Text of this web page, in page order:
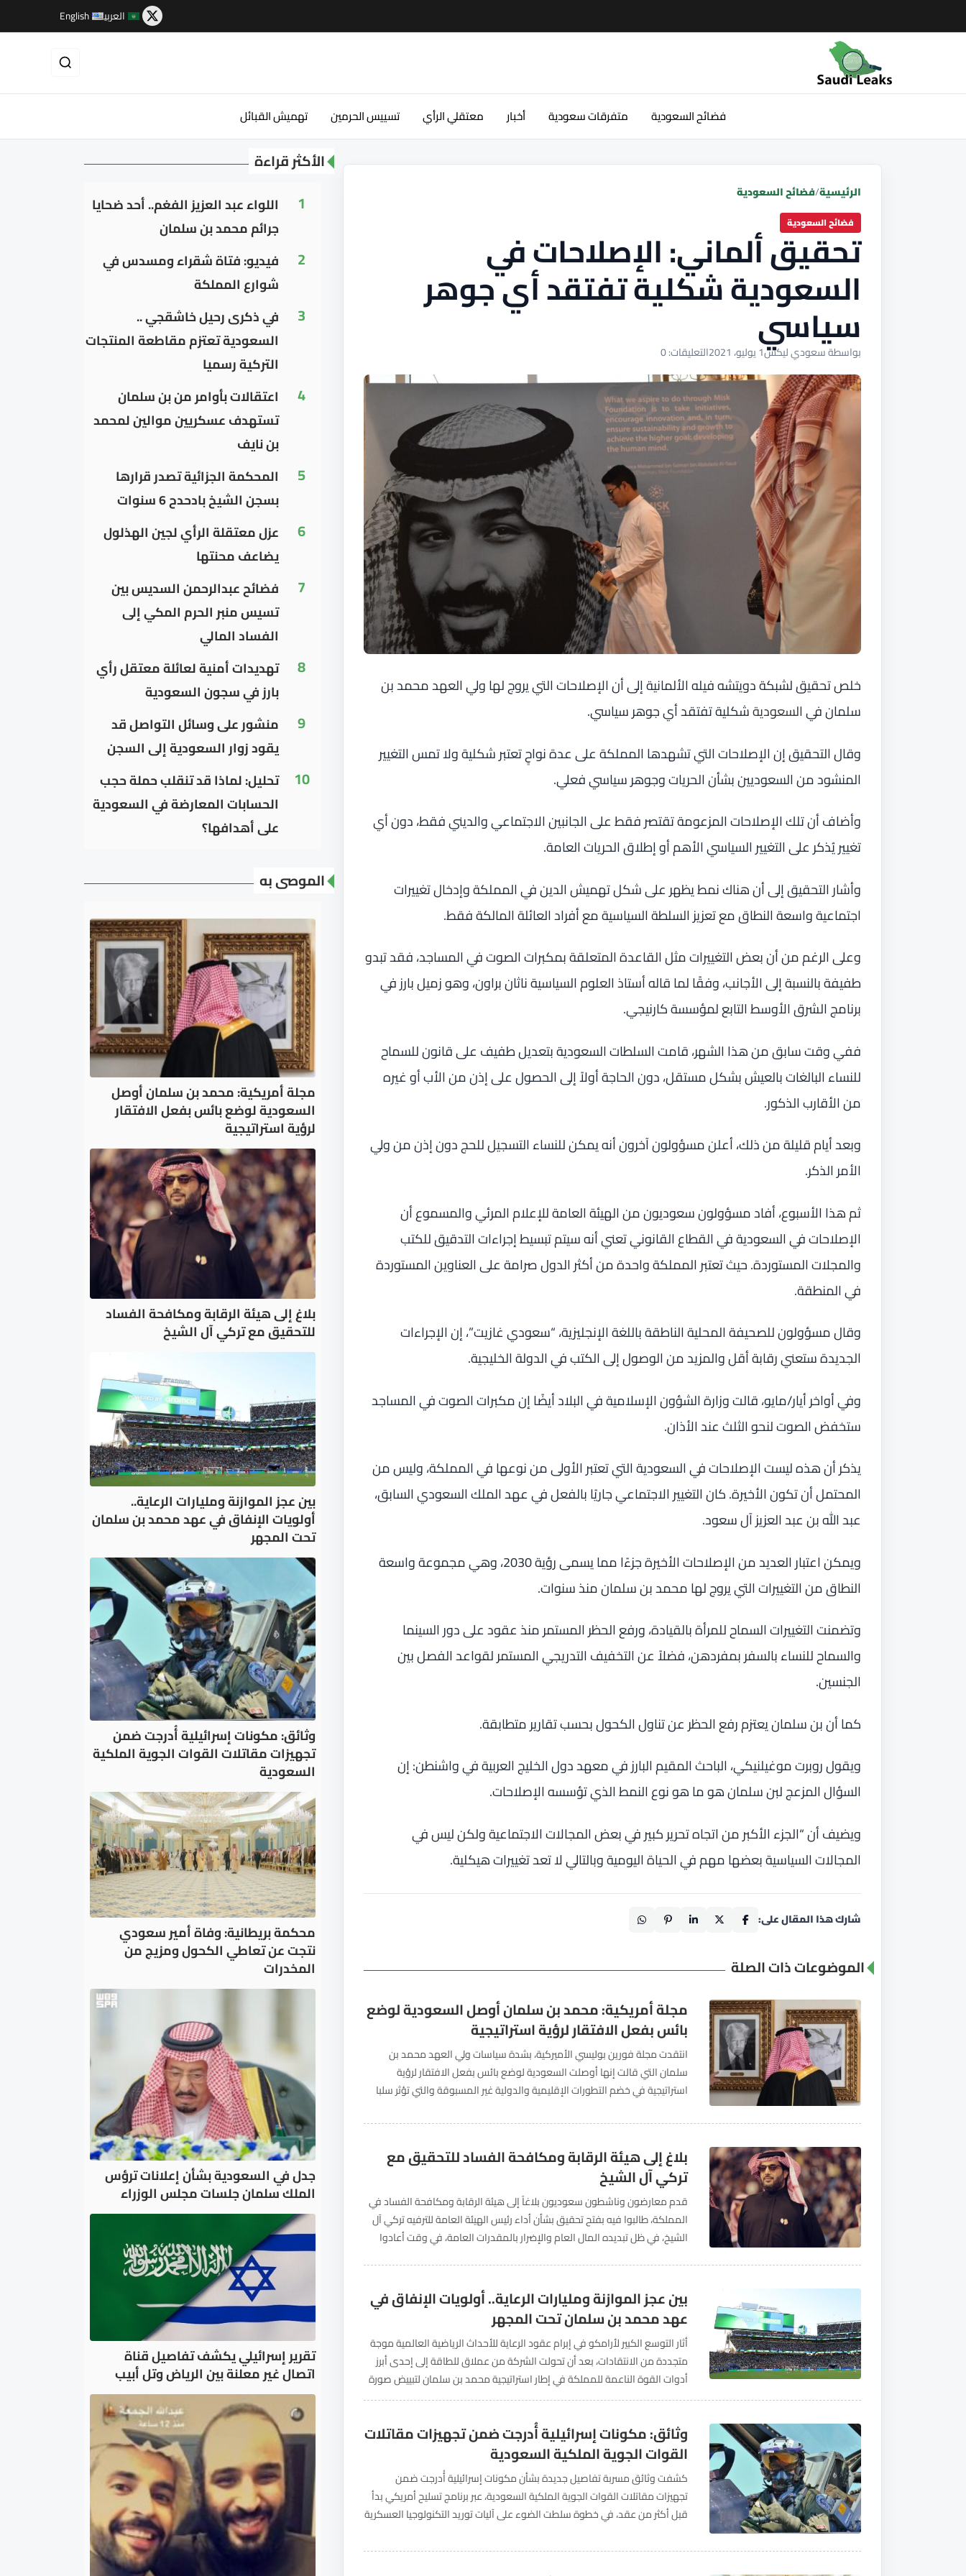
العربية English
فضائح السعودية متفرقات سعودية أخبار معتقلي الرأي تسييس الحرمين تهميش القبائل
الرئيسية/فضائح السعودية
فضائح السعودية
تحقيق ألماني: الإصلاحات في
السعودية شكلية تفتقد أي جوهر
سياسي
بواسطة سعودي ليكس1 يوليو، 2021 التعليقات: 0
خلص تحقيق لشبكة دويتشه فيله الألمانية إلى أن الإصلاحات التي يروج لها ولي العهد محمد بن
سلمان فيالسعوديةشكلية تفتقد أي جوهر سياسي.
وقال التحقيق إن الإصلاحات التي تشهدها المملكة على عدة نواحٍ تعتبر شكلية ولا تمس التغيير
المنشود من السعوديين بشأن الحريات وجوهر سياسي فعلي.
وأضاف أن تلك الإصلاحات المزعومة تقتصر فقط على الجانبين الاجتماعي والديني فقط، دون أي
تغيير يُذكر على التغيير السياسي الأهم أو إطلاق الحريات العامة.
وأشار التحقيق إلى أن هناك نمط يظهر على شكل تهميش الدين في المملكة وإدخال تغييرات
اجتماعية واسعة النطاق مع تعزيز السلطة السياسية مع أفراد العائلة المالكة فقط.
وعلى الرغم من أن بعض التغييرات مثل القاعدة المتعلقة بمكبرات الصوت في المساجد، فقد تبدو
طفيفة بالنسبة إلى الأجانب، وفقًا لما قاله أستاذ العلوم السياسية ناثان براون، وهو زميل بارز في
برنامج الشرق الأوسط التابع لمؤسسة كارنيجي.
ففي وقت سابق من هذا الشهر، قامت السلطات السعودية بتعديل طفيف على قانون للسماح
للنساء البالغات بالعيش بشكل مستقل، دون الحاجة أولاً إلى الحصول على إذن من الأب أو غيره
من الأقارب الذكور.
وبعد أيام قليلة من ذلك، أعلن مسؤولون آخرون أنه يمكن للنساء التسجيل للحج دون إذن من ولي
الأمر الذكر.
ثم هذا الأسبوع، أفاد مسؤولون سعوديون من الهيئة العامة للإعلام المرئي والمسموع أن
الإصلاحات في السعودية في القطاع القانوني تعني أنه سيتم تبسيط إجراءات التدقيق للكتب
والمجلات المستوردة. حيث تعتبر المملكة واحدة من أكثر الدول صرامة على العناوين المستوردة
في المنطقة.
وقال مسؤولون للصحيفة المحلية الناطقة باللغة الإنجليزية، “سعودي غازيت”، إن الإجراءات
الجديدة ستعني رقابة أقل والمزيد من الوصول إلى الكتب في الدولة الخليجية.
وفي أواخر أيار/مايو، قالت وزارة الشؤون الإسلامية في البلاد أيضًا إن مكبرات الصوت في المساجد
ستخفض الصوت لنحو الثلث عند الأذان.
يذكر أن هذه ليست الإصلاحات في السعودية التي تعتبر الأولى من نوعها في المملكة، وليس من
المحتمل أن تكون الأخيرة. كان التغيير الاجتماعي جاريًا بالفعل في عهد الملك السعودي السابق،
عبد الله بن عبد العزيز آل سعود.
ويمكن اعتبار العديد من الإصلاحات الأخيرة جزءًا مما يسمى رؤية 2030، وهي مجموعة واسعة
النطاق من التغييرات التي يروج لها محمد بن سلمان منذ سنوات.
وتضمنت التغييرات السماح للمرأة بالقيادة، ورفع الحظر المستمر منذ عقود على دور السينما
والسماح للنساء بالسفر بمفردهن، فضلاً عن التخفيف التدريجي المستمر لقواعد الفصل بين
الجنسين.
كما أن بن سلمان يعتزم رفع الحظر عن تناول الكحول بحسب تقارير متطابقة.
ويقول روبرت موغيلنيكي، الباحث المقيم البارز في معهد دول الخليج العربية في واشنطن: إن
السؤال المزعج لبن سلمان هو ما هو نوع النمط الذي تؤسسه الإصلاحات.
ويضيف أن “الجزء الأكبر من اتجاه تحرير كبير في بعض المجالات الاجتماعية ولكن ليس في
المجالات السياسية بعضها مهم في الحياة اليومية وبالتالي لا تعد تغييرات هيكلية.
شارك هذا المقال على:
الموضوعات ذات الصلة
مجلة أمريكية: محمد بن سلمان أوصل السعودية لوضع
بائس بفعل الافتقار لرؤية استراتيجية
انتقدت مجلة فورين بوليسي الأميركية، بشدة سياسات ولي العهد محمد بن
سلمان التي قالت إنها أوصلت السعودية لوضع بائس بفعل الافتقار لرؤية
استراتيجية في خضم التطورات الإقليمية والدولية غير المسبوقة والتي تؤثر سلبا
بلاغ إلى هيئة الرقابة ومكافحة الفساد للتحقيق مع
تركي آل الشيخ
قدم معارضون وناشطون سعوديون بلاغاً إلى هيئة الرقابة ومكافحة الفساد في
المملكة، طالبوا فيه بفتح تحقيق بشأن أداء رئيس الهيئة العامة للترفيه تركي آل
الشيخ، في ظل تبديده المال العام والإضرار بالمقدرات العامة، في وقت أعادوا
بين عجز الموازنة ومليارات الرعاية.. أولويات الإنفاق في
عهد محمد بن سلمان تحت المجهر
أثار التوسع الكبير لأرامكو في إبرام عقود الرعاية للأحداث الرياضية العالمية موجة
متجددة من الانتقادات، بعد أن تحولت الشركة من عملاق للطاقة إلى إحدى أبرز
أدوات القوة الناعمة للمملكة في إطار استراتيجية محمد بن سلمان لتبييض صورة
المملكة عبر عقود...
وثائق: مكونات إسرائيلية أُدرجت ضمن تجهيزات مقاتلات
القوات الجوية الملكية السعودية
كشفت وثائق مسربة تفاصيل جديدة بشأن مكونات إسرائيلية أُدرجت ضمن
تجهيزات مقاتلات القوات الجوية الملكية السعودية، عبر برنامج تسليح أمريكي بدأ
قبل أكثر من عقد، في خطوة سلطت الضوء على آليات توريد التكنولوجيا العسكرية
الأكثر قراءة
1
اللواء عبد العزيز الفغم.. أحد ضحايا
جرائم محمد بن سلمان
2
فيديو: فتاة شقراء ومسدس في
شوارع المملكة
3
في ذكرى رحيل خاشقجي ..
السعودية تعتزم مقاطعة المنتجات
التركية رسميا
4
اعتقالات بأوامر من بن سلمان
تستهدف عسكريين موالين لمحمد
بن نايف
5
المحكمة الجزائية تصدر قرارها
بسجن الشيخ بادحدح 6 سنوات
6
عزل معتقلة الرأي لجين الهذلول
يضاعف محنتها
7
فضائح عبدالرحمن السديس بين
تسيس منبر الحرم المكي إلى
الفساد المالي
8
تهديدات أمنية لعائلة معتقل رأي
بارز في سجون السعودية
9
منشور على وسائل التواصل قد
يقود زوار السعودية إلى السجن
10
تحليل: لماذا قد تنقلب حملة حجب
الحسابات المعارضة في السعودية
على أهدافها؟
الموصى به
مجلة أمريكية: محمد بن سلمان أوصل
السعودية لوضع بائس بفعل الافتقار
لرؤية استراتيجية
بلاغ إلى هيئة الرقابة ومكافحة الفساد
للتحقيق مع تركي آل الشيخ
بين عجز الموازنة ومليارات الرعاية..
أولويات الإنفاق في عهد محمد بن سلمان
تحت المجهر
وثائق: مكونات إسرائيلية أُدرجت ضمن
تجهيزات مقاتلات القوات الجوية الملكية
السعودية
محكمة بريطانية: وفاة أمير سعودي
نتجت عن تعاطي الكحول ومزيج من
المخدرات
جدل في السعودية بشأن إعلانات ترؤس
الملك سلمان جلسات مجلس الوزراء
تقرير إسرائيلي يكشف تفاصيل قناة
اتصال غير معلنة بين الرياض وتل أبيب